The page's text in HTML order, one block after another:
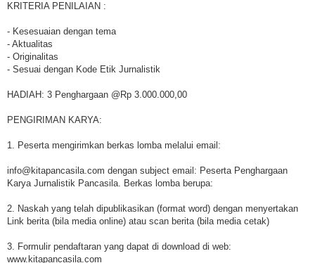
KRITERIA PENILAIAN :
- Kesesuaian dengan tema
- Aktualitas
- Originalitas
- Sesuai dengan Kode Etik Jurnalistik
HADIAH: 3 Penghargaan @Rp 3.000.000,00
PENGIRIMAN KARYA:
1. Peserta mengirimkan berkas lomba melalui email:
info@kitapancasila.com dengan subject email: Peserta Penghargaan
Karya Jurnalistik Pancasila. Berkas lomba berupa:
2. Naskah yang telah dipublikasikan (format word) dengan menyertakan
Link berita (bila media online) atau scan berita (bila media cetak)
3. Formulir pendaftaran yang dapat di download di web:
www.kitapancasila.com